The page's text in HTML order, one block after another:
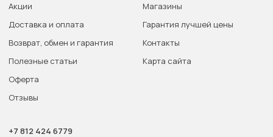
Акции
Доставка и оплата
Возврат, обмен и гарантия
Полезные статьи
Оферта
Отзывы
Магазины
Гарантия лучшей цены
Контакты
Карта сайта
+7 812 424 6779